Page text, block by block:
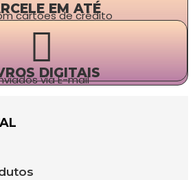
EM ATÉ
cartões de crédito
DIGITAIS
via E-mail